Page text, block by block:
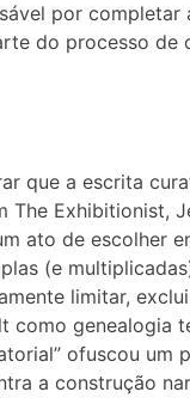
por completar
do processo de
que a escrita
The Exhibitionist,
ato de escolher
(e
limitar,
como genealogia
ofuscou um
a construção